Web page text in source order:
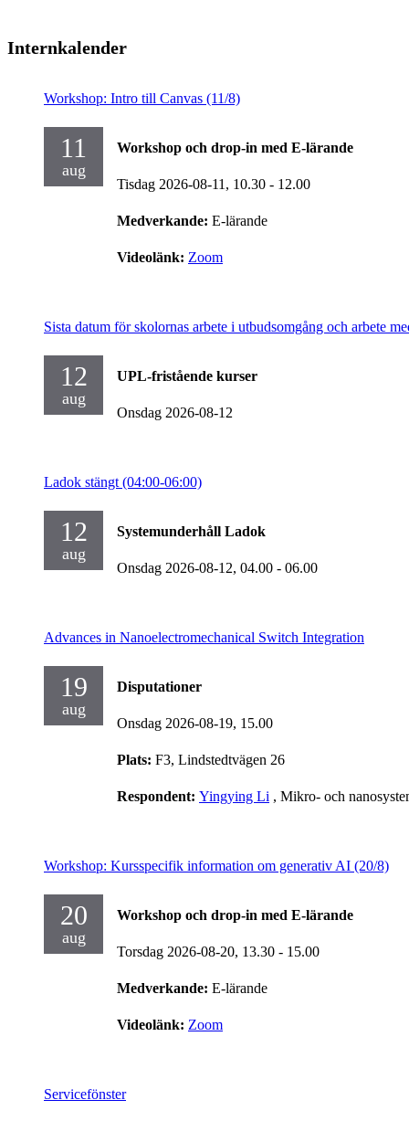
Internkalender
Workshop: Intro till Canvas (11/8)
11
aug
Workshop och drop-in med E-lärande
Tisdag 2026-08-11, 10.30 - 12.00
Medverkande: E-lärande
Videolänk: Zoom
Sista datum för skolornas arbete i utbudsomgång och arbete
12
aug
UPL-fristående kurser
Onsdag 2026-08-12
Ladok stängt (04:00-06:00)
12
aug
Systemunderhåll Ladok
Onsdag 2026-08-12, 04.00 - 06.00
Advances in Nanoelectromechanical Switch Integration
19
aug
Disputationer
Onsdag 2026-08-19, 15.00
Plats: F3, Lindstedtvägen 26
Respondent: Yingying Li , Mikro- och
Workshop: Kursspecifik information om generativ AI (20/8)
20
aug
Workshop och drop-in med E-lärande
Torsdag 2026-08-20, 13.30 - 15.00
Medverkande: E-lärande
Videolänk: Zoom
Servicefönster